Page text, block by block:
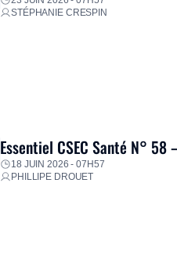
STÉPHANIE CRESPIN
Essentiel CSEC Santé N°
18 JUIN 2026 - 07H57
PHILLIPE DROUET